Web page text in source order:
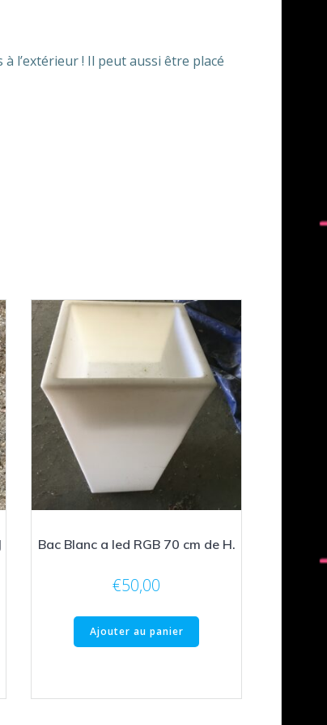
l’extérieur ! Il peut aussi être placé
Bac Blanc a led RGB 70 cm de H.
€50,00
Ajouter au panier